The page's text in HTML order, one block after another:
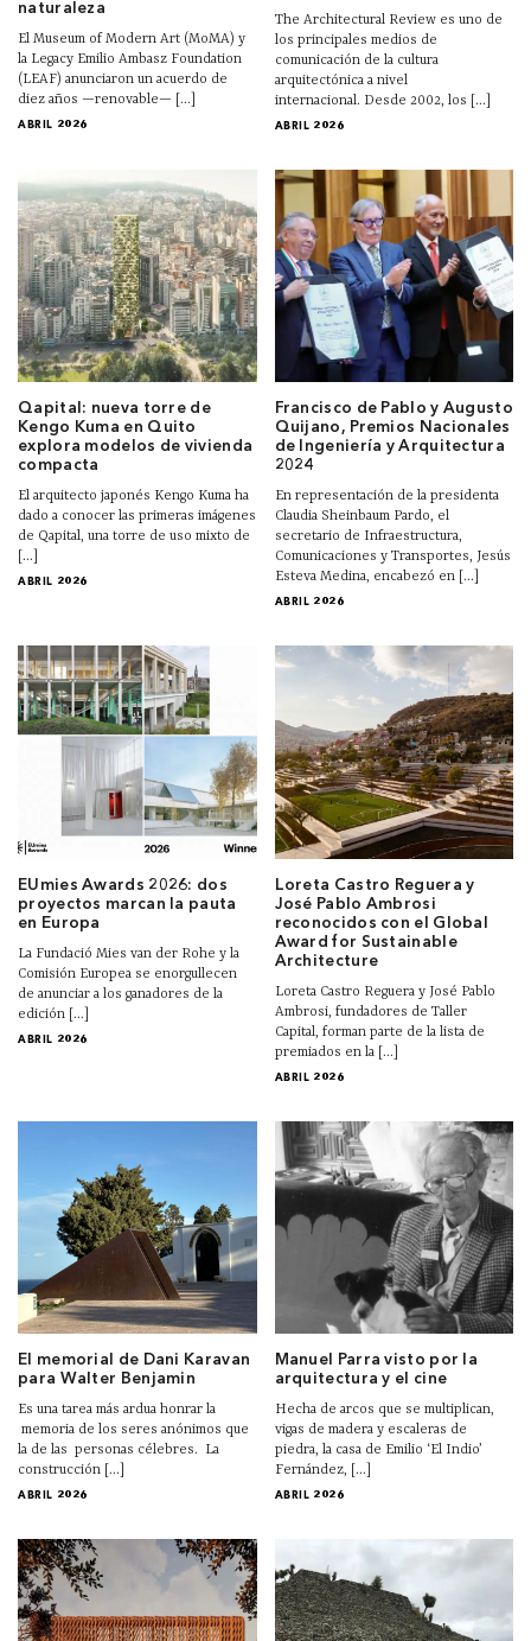
naturaleza
El Museum of Modern Art (MoMA) y
la Legacy Emilio Ambasz Foundation
(LEAF) anunciaron un acuerdo de
diez años —renovable— [...]
ABRIL 2026
The Architectural Review es uno de
los principales medios de
comunicación de la cultura
arquitectónica a nivel
internacional. Desde 2002, los [...]
ABRIL 2026
Qapital: nueva torre de
Kengo Kuma en Quito
explora modelos de vivienda
compacta
El arquitecto japonés Kengo Kuma ha
dado a conocer las primeras imágenes
de Qapital, una torre de uso mixto de
[...]
ABRIL 2026
Francisco de Pablo y Augusto
Quijano, Premios Nacionales
de Ingeniería y Arquitectura
2024
En representación de la presidenta
Claudia Sheinbaum Pardo, el
secretario de Infraestructura,
Comunicaciones y Transportes, Jesús
Esteva Medina, encabezó en [...]
ABRIL 2026
EUmies Awards 2026: dos
proyectos marcan la pauta
en Europa
La Fundació Mies van der Rohe y la
Comisión Europea se enorgullecen
de anunciar a los ganadores de la
edición [...]
ABRIL 2026
Loreta Castro Reguera y
José Pablo Ambrosi
reconocidos con el Global
Award for Sustainable
Architecture
Loreta Castro Reguera y José Pablo
Ambrosi, fundadores de Taller
Capital, forman parte de la lista de
premiados en la [...]
ABRIL 2026
El memorial de Dani Karavan
para Walter Benjamin
Es una tarea más ardua honrar la
memoria de los seres anónimos que
la de las personas célebres. La
construcción [...]
ABRIL 2026
Manuel Parra visto por la
arquitectura y el cine
Hecha de arcos que se multiplican,
vigas de madera y escaleras de
piedra, la casa de Emilio ‘El Indio’
Fernández, [...]
ABRIL 2026